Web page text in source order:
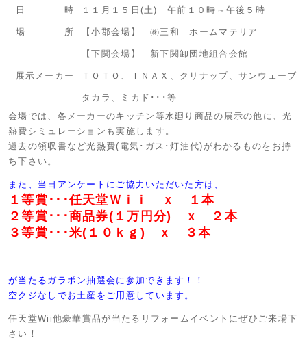
日 時 １１月１５日(土) 午前１０時～午後５時
場 所 【小郡会場】 ㈱三和 ホームマテリア
【下関会場】 新下関卸団地組合会館
展示メーカー ＴＯＴＯ、ＩＮＡＸ、クリナップ、サンウェーブ
タカラ、ミカド･･･等
会場では、各メーカーのキッチン等水廻り商品の展示の他に、光
熱費シミュレーションも実施します。
過去の領収書など光熱費(電気･ガス･灯油代)がわかるものをお持
ち下さい。
また、当日アンケートにご協力いただいた方は、
１等賞･･･任天堂Ｗｉｉ ｘ １本
２等賞･･･商品券(１万円分) ｘ ２本
３等賞･･･米(１０ｋｇ) ｘ ３本
が当たるガラポン抽選会に参加できます！！
空クジなしでお土産をご用意しています。
任天堂Wii他豪華賞品が当たるリフォームイベントにぜひご来場下
さい！